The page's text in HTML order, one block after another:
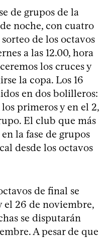
de grupos de la
noche, con cuatro
de los octavos
a las 12.00, hora
los cruces y
la copa. Los 16
en dos bolilleros:
primeros y en el 2,
El club que más
la fase de grupos
desde los octavos
de final se
el 26 de noviembre,
se disputarán
A pesar de que